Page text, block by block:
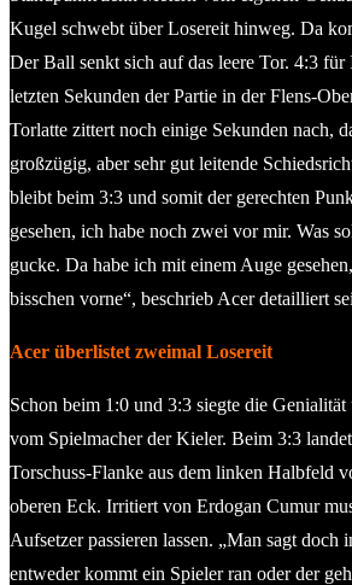
Kugel schwebt über Losereit hinweg. Da
Der Ball senkt sich auf das leere Tor. 4:3
letzten Sekunden der Partie in der Flens-
Torlatte zittert noch einige Sekunden nach,
großzügig, aber sehr gut leitende
bleibt beim 3:3 und somit der gerechten
gesehen, ich habe noch zwei vor mir. Was
gucke. Da habe ich mit einem Auge
bisschen vorne“, beschrieb Acer detailliert
Acer überlistet zweimal Losereit
Schon beim 1:0 und 3:3 siegte die
vom Spielmacher der Kieler. Beim 3:3
Torschuss-Flanke aus dem linken Halbfeld
oberen Eck. Irritiert von Erdogan Cumur
Aufsetzer passieren lassen. „Man sagt doch
entweder kommt ein Spieler ran oder der